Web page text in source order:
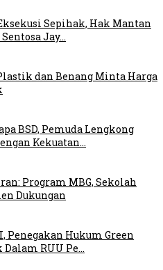
Sepihak, Hak Mantan
Jay…
dan Benang Minta Harga
BSD, Pemuda Lengkong
Kekuatan…
Program MBG, Sekolah
Dukungan
Penegakan Hukum Green
RUU Pe…